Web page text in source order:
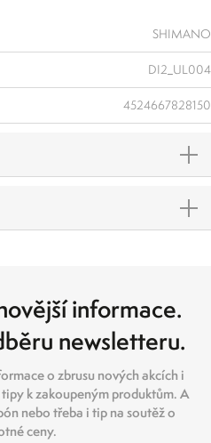
SHIMANO
DI2_UL004
4524667828150
informace.
newsletteru.
o zbrusu nových akcích i
k zakoupeným produktům. A
nebo třeba i tip na soutěž o
ceny.